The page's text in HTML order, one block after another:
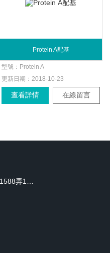
Protein A配基
型號： Protein A
更新日期：2018-10-23
查看詳情 在線留言